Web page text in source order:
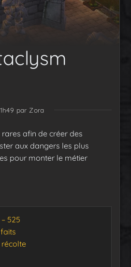
par Zora
afin de créer des
aux dangers les plus
pour monter le métier
525
récolte